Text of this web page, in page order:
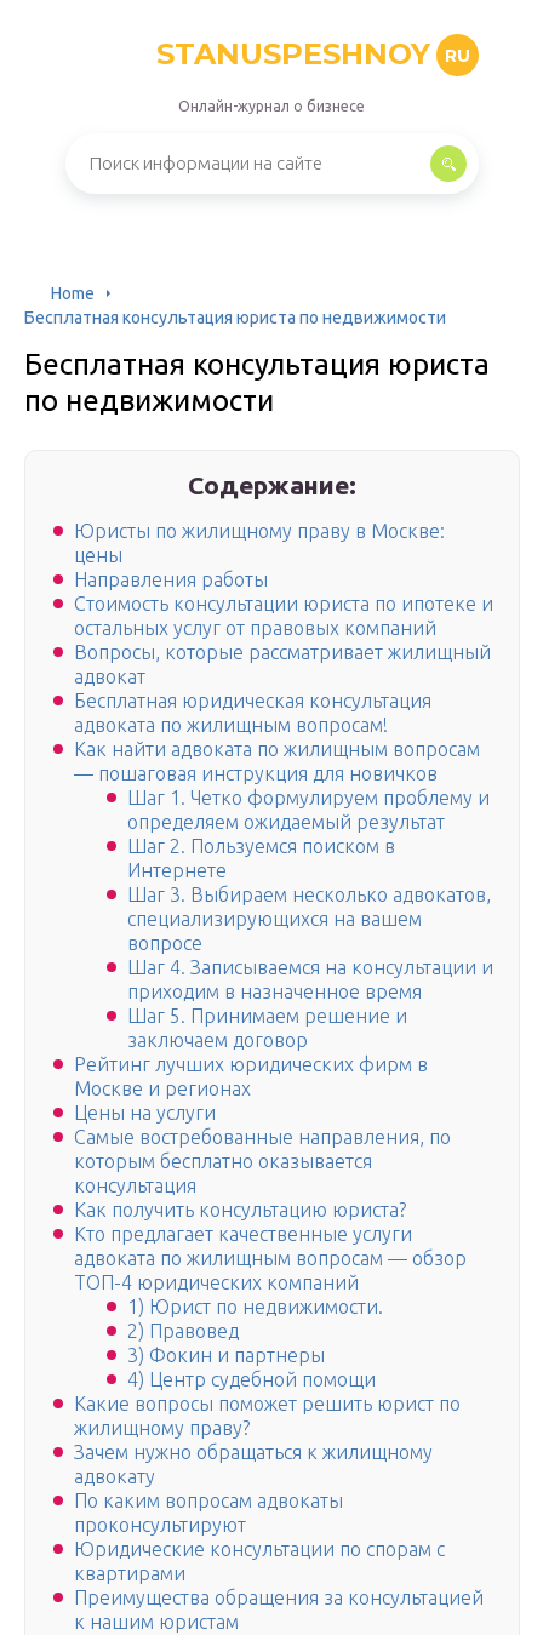
STANUSPESHNOY RU
Онлайн-журнал о бизнесе
Home
Бесплатная консультация юриста по недвижимости
Бесплатная консультация юриста
по недвижимости
Содержание:
Юристы по жилищному праву в Москве:
цены
Направления работы
Стоимость консультации юриста по ипотеке и
остальных услуг от правовых компаний
Вопросы, которые рассматривает жилищный
адвокат
Бесплатная юридическая консультация
адвоката по жилищным вопросам!
Как найти адвоката по жилищным вопросам
— пошаговая инструкция для новичков
Шаг 1. Четко формулируем проблему и
определяем ожидаемый результат
Шаг 2. Пользуемся поиском в
Интернете
Шаг 3. Выбираем несколько адвокатов,
специализирующихся на вашем
вопросе
Шаг 4. Записываемся на консультации и
приходим в назначенное время
Шаг 5. Принимаем решение и
заключаем договор
Рейтинг лучших юридических фирм в
Москве и регионах
Цены на услуги
Самые востребованные направления, по
которым бесплатно оказывается
консультация
Как получить консультацию юриста?
Кто предлагает качественные услуги
адвоката по жилищным вопросам — обзор
ТОП-4 юридических компаний
1) Юрист по недвижимости.
2) Правовед
3) Фокин и партнеры
4) Центр судебной помощи
Какие вопросы поможет решить юрист по
жилищному праву?
Зачем нужно обращаться к жилищному
адвокату
По каким вопросам адвокаты
проконсультируют
Юридические консультации по спорам с
квартирами
Преимущества обращения за консультацией
к нашим юристам